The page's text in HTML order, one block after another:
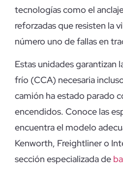
tecnologías como el
reforzadas que resisten la
número uno de fallas en
Estas unidades garantizan
frío (CCA) necesaria
camión ha estado parado
encendidos. Conoce las
encuentra el modelo
Kenworth, Freightliner o
sección especializada de